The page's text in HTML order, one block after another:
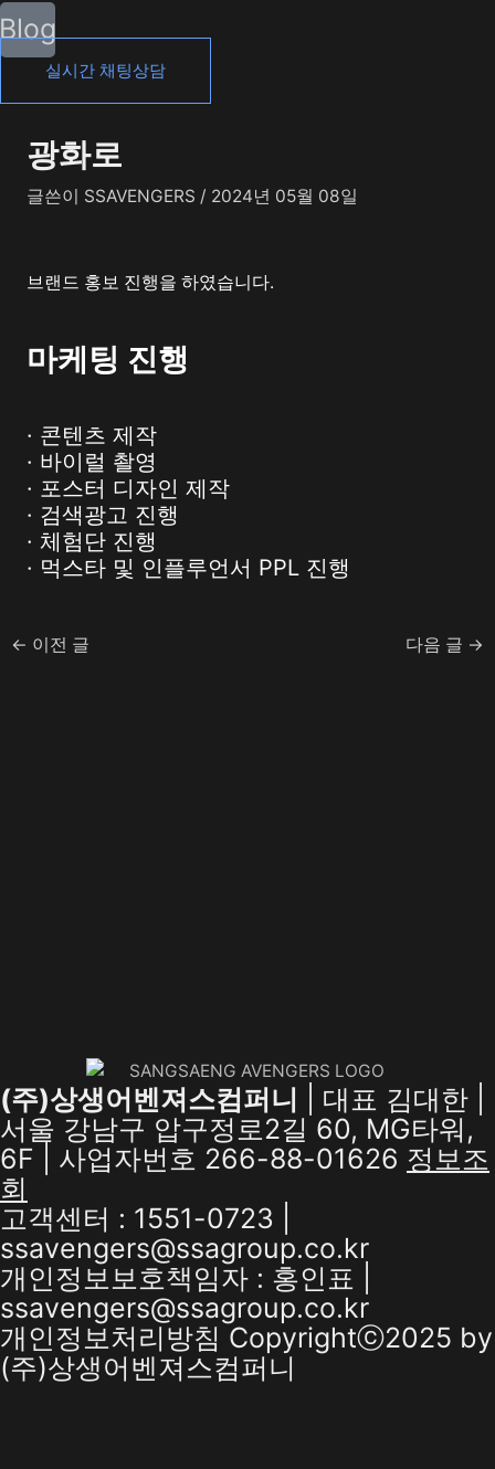
Blog
실시간 채팅상담
광화로
글쓴이 SSAVENGERS / 2024년 05월 08일
브랜드 홍보 진행을 하였습니다.
마케팅 진행
· 콘텐츠 제작
· 바이럴 촬영
· 포스터 디자인 제작
· 검색광고 진행
· 체험단 진행
· 먹스타 및 인플루언서 PPL 진행
← 이전 글 다음 글 →
(주)상생어벤져스컴퍼니 | 대표 김대한 |
서울 강남구 압구정로2길 60, MG타워,
6F | 사업자번호 266-88-01626 정보조
회
고객센터 : 1551-0723 |
ssavengers@ssagroup.co.kr
개인정보보호책임자 : 홍인표 |
ssavengers@ssagroup.co.kr
개인정보처리방침 Copyrightⓒ2025 by
(주)상생어벤져스컴퍼니